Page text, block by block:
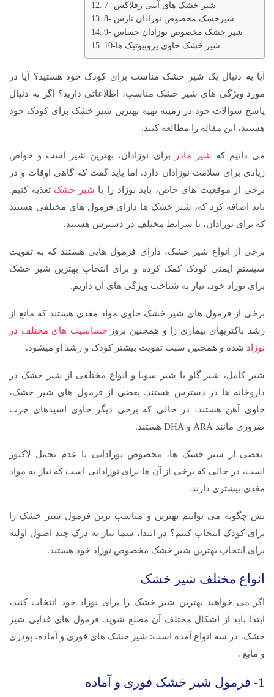
7- شیر خشک های آنتی رفلاکس
8- شیرخشک مخصوص نوزادان نارس
9- شیر خشک مخصوص نوزادان حساس
10-شیر خشک حاوی پروبیوتیک ها
آیا به دنبال یک شیر خشک مناسب برای کودک خود هستید؟ آیا در
مورد ویژگی های شیر خشک مناسب، اطلاعاتی دارید؟ اگر به دنبال
پاسخ سوالات خود در زمینه تهیه بهترین شیر خشک برای کودک خود
هستید، این مقاله را مطالعه کنید.
می دانیم که شیر مادر
برای نوزادان، بهترین شیر است و خواص
زیادی برای سلامت نوزادان دارد. اما باید گفت که گاهی اوقات و در
برخی از موقعیت های خاص، باید نوزاد را با شیر خشک تغذیه کنیم.
باید اضافه کرد که، شیر خشک ها دارای فرمول های مختلفی هستند
که برای نوزادان، با شرایط مختلف در دسترس هستند.
برخی از انواع شیر خشک، دارای فرمول هایی هستند که به تقویت
سیستم ایمنی کودک کمک کرده و برای انتخاب بهترین شیر خشک
برای نوزاد خود، نیاز به شناخت ویژگی های آن داریم.
برخی از فرمول های شیر خشک حاوی مواد مغذی هستند که مانع از
رشد باکتریهای بیماری زا و همچنین بروز حساسیت های مختلف در
نوزاد شده و همچنین سبب تقویت بیشتر کودک و رشد او میشود.
شیر کامل، شیر گاو یا شیر سویا و انواع مختلفی از شیر خشک در
داروخانه ها در دسترس هستند. بعضی از فرمول های شیر خشک،
حاوی آهن هستند، در حالی که برخی دیگر حاوی اسیدهای چرب
ضروری مانند ARA و DHA هستند.
بعضی از شیر خشک ها، مخصوص نوزادانی با عدم تحمل لاکتوز
است، در حالی که برخی از آن ها برای نوزادانی است که نیاز به مواد
مغذی بیشتری دارند.
پس چگونه می توانیم بهترین و مناسب ترین فرمول شیر خشک را
برای کودک انتخاب کنیم؟ در ابتدا، شما نیاز به درک چند اصول اولیه
برای انتخاب بهترین شیر خشک مخصوص نوزاد خود هستید.
انواع مختلف شیر خشک
اگر می خواهید بهترین شیر خشک را برای نوزاد خود انتخاب کنید،
ابتدا باید از اشکال مختلف آن مطلع شوید. فرمول های غذایی شیر
خشک، در سه انواع آمده است: شیر خشک های فوری و آماده، پودری
و مایع .
1- فرمول شیر خشک فوری و آماده